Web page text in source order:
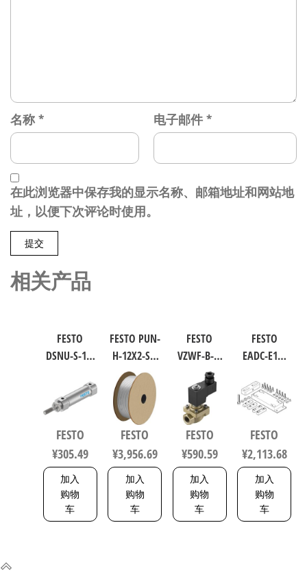
名称 * 电子邮件 *
在此浏览器中保存我的显示名称、邮箱地址和网站地
址，以便下次评论时使用。
相关产品
FESTO
DSNU-S-16-
气缸 行程
40mm 缸径
ISO 6432 /
CETOP RP 52
P 5216093
FESTO
¥305.49
加入
购物
车
FESTO PUN-
H-12X2-SI-
200 聚氨酯
气动软管
符合ISO
8573-1:2010
558275
FESTO
¥3,956.69
加入
购物
车
FESTO
VZWF-B-L-
M22C-G12-
135-1P4-10
力先导式
电磁阀 行
程10mm 符
合EN 12266-
1 1492112
FESTO
¥590.59
加入
购物
车
FESTO
EADC-E16-
业自动化
零部件 规
8047581
FESTO
¥2,113.68
加入
购物
车